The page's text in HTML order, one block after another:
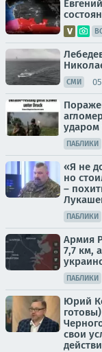
СМИ
ударом
ПАБЛИКИ
«Я не
но
–
ПАБЛИКИ
Армия
7,7 км,
ПАБЛИКИ
Юрий
свои